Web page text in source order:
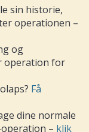
sin historie,
operationen –
og
operation for
Få
dine normale
– klik